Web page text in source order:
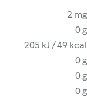
2 mg
0 g
205 kJ / 49 kcal
0 g
0 g
0 g